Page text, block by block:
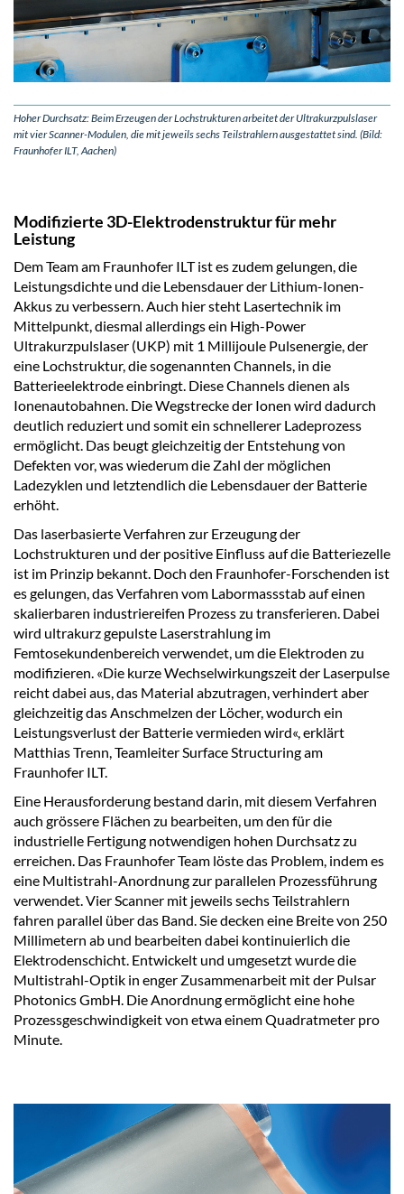
Hoher Durchsatz: Beim Erzeugen der Lochstrukturen arbeitet der Ultrakurzpulslaser
mit vier Scanner-Modulen, die mit jeweils sechs Teilstrahlern ausgestattet sind. (Bild:
Fraunhofer ILT, Aachen)
Modifizierte 3D-Elektrodenstruktur für mehr
Leistung
Dem Team am Fraunhofer ILT ist es zudem gelungen, die
Leistungsdichte und die Lebensdauer der Lithium-Ionen-
Akkus zu verbessern. Auch hier steht Lasertechnik im
Mittelpunkt, diesmal allerdings ein High-Power
Ultrakurzpulslaser (UKP) mit 1 Millijoule Pulsenergie, der
eine Lochstruktur, die sogenannten Channels, in die
Batterieelektrode einbringt. Diese Channels dienen als
Ionenautobahnen. Die Wegstrecke der Ionen wird dadurch
deutlich reduziert und somit ein schnellerer Ladeprozess
ermöglicht. Das beugt gleichzeitig der Entstehung von
Defekten vor, was wiederum die Zahl der möglichen
Ladezyklen und letztendlich die Lebensdauer der Batterie
erhöht.
Das laserbasierte Verfahren zur Erzeugung der
Lochstrukturen und der positive Einfluss auf die Batteriezelle
ist im Prinzip bekannt. Doch den Fraunhofer-Forschenden ist
es gelungen, das Verfahren vom Labormassstab auf einen
skalierbaren industriereifen Prozess zu transferieren. Dabei
wird ultrakurz gepulste Laserstrahlung im
Femtosekundenbereich verwendet, um die Elektroden zu
modifizieren. «Die kurze Wechselwirkungszeit der Laserpulse
reicht dabei aus, das Material abzutragen, verhindert aber
gleichzeitig das Anschmelzen der Löcher, wodurch ein
Leistungsverlust der Batterie vermieden wird«, erklärt
Matthias Trenn, Teamleiter Surface Structuring am
Fraunhofer ILT.
Eine Herausforderung bestand darin, mit diesem Verfahren
auch grössere Flächen zu bearbeiten, um den für die
industrielle Fertigung notwendigen hohen Durchsatz zu
erreichen. Das Fraunhofer Team löste das Problem, indem es
eine Multistrahl-Anordnung zur parallelen Prozessführung
verwendet. Vier Scanner mit jeweils sechs Teilstrahlern
fahren parallel über das Band. Sie decken eine Breite von 250
Millimetern ab und bearbeiten dabei kontinuierlich die
Elektrodenschicht. Entwickelt und umgesetzt wurde die
Multistrahl-Optik in enger Zusammenarbeit mit der Pulsar
Photonics GmbH. Die Anordnung ermöglicht eine hohe
Prozessgeschwindigkeit von etwa einem Quadratmeter pro
Minute.